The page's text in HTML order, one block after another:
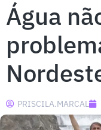
Água
PRISCILA.MARCAL